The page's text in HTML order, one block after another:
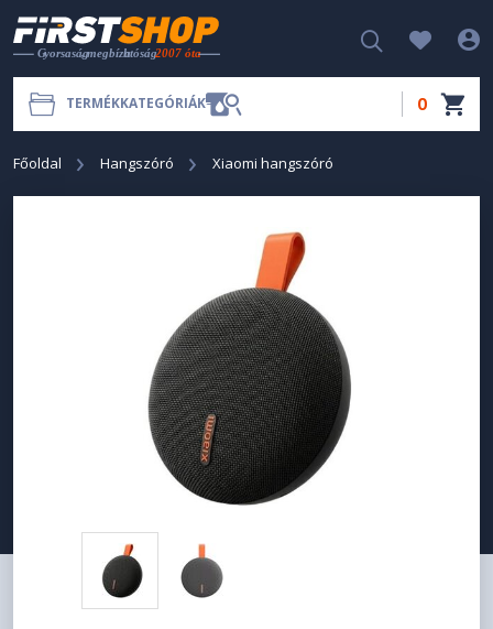
TERMÉKKATEGÓRIÁK 0
Főoldal Hangszóró Xiaomi hangszóró